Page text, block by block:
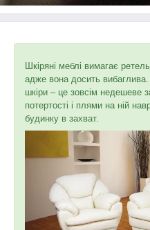
Шкіряні меблі вимагає
адже вона досить
шкіри – це зовсім недешеве
потертості і плями на ній
будинку в захват.